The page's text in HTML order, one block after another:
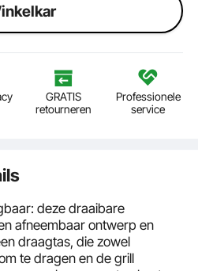
GRATIS
retourneren
Professionele
service
deze draaibare
afneembaar ontwerp en
draagtas, die zowel
te dragen en de grill